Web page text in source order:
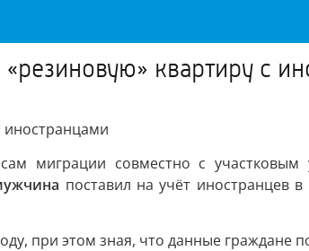
квартиру с
иностранцами
миграции совместно с
поставил на учёт иностранцев
при этом зная, что данные граждане